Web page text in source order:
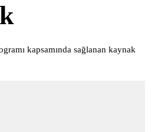
kapsamında sağlanan kaynak